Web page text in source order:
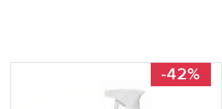
-42%